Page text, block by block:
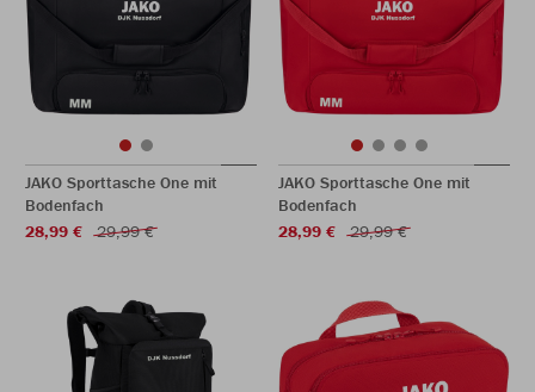
JAKO Sporttasche One mit
Bodenfach
28,99 €
29,99 €
JAKO Sporttasche One mit
Bodenfach
28,99 €
29,99 €